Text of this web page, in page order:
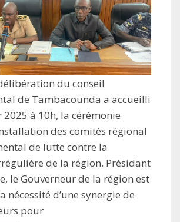
du conseil
de Tambacounda a accueilli
2025 à 10h, la cérémonie
des comités régional
de lutte contre la
de la région. Présidant
le Gouverneur de la région est
nécessité d’une synergie de
pour